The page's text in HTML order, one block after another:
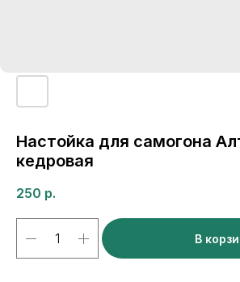
Настойка для самогона
кедровая
250 р.
В